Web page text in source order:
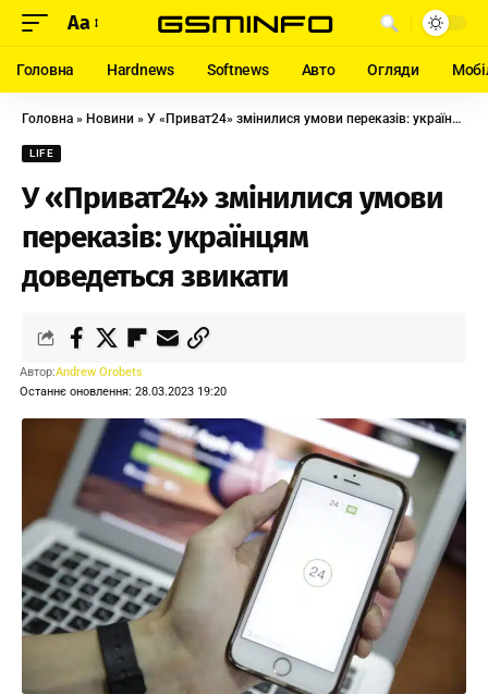
Aa
Головна Hardnews Softnews Авто Огляди
Головна » Новини » У «Приват24» змінилися умови переказів: українцям доведеться звикати
LIFE
У «Приват24» змінилися умови
переказів: українцям
доведеться звикати
Останнє оновлення: 28.03.2023 19:20
Автор:Andrew Orobets